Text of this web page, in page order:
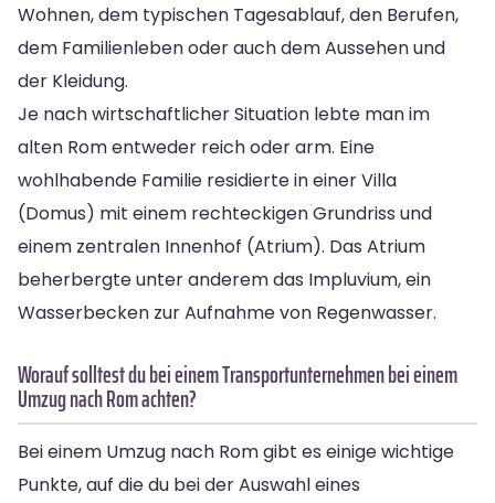
Wohnen, dem typischen Tagesablauf, den Berufen,
dem Familienleben oder auch dem Aussehen und
der Kleidung.
Je nach wirtschaftlicher Situation lebte man im
alten Rom entweder reich oder arm. Eine
wohlhabende Familie residierte in einer Villa
(Domus) mit einem rechteckigen Grundriss und
einem zentralen Innenhof (Atrium). Das Atrium
beherbergte unter anderem das Impluvium, ein
Wasserbecken zur Aufnahme von Regenwasser.
Worauf solltest du bei einem Transportunternehmen bei einem
Umzug nach Rom achten?
Bei einem Umzug nach Rom gibt es einige wichtige
Punkte, auf die du bei der Auswahl eines